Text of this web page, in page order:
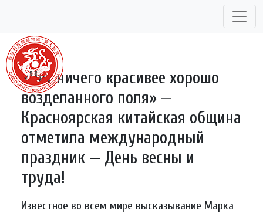
content
«Нет ничего красивее хорошо
возделанного поля» —
Красноярская китайская община
отметила международный
праздник — День весны и
труда!
Известное во всем мире высказывание Марка